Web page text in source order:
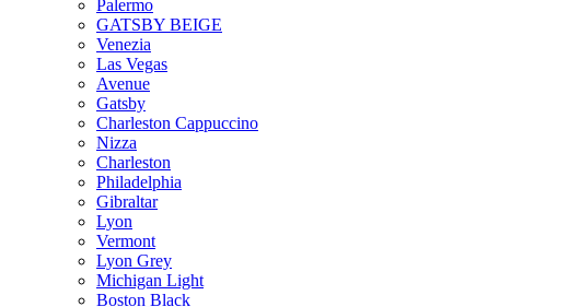
Palermo
GATSBY BEIGE
Venezia
Las Vegas
Avenue
Gatsby
Charleston Cappuccino
Nizza
Charleston
Philadelphia
Gibraltar
Lyon
Vermont
Lyon Grey
Michigan Light
Boston Black